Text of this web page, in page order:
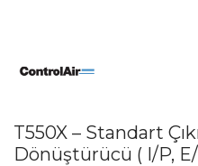
T550X – Standart
Dönüştürücü ( I/P,